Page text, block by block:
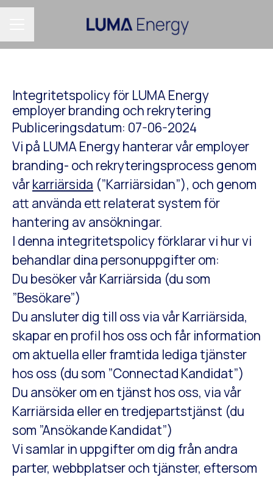
Integritetspolicy för LUMA Energy
employer branding och rekrytering
Publiceringsdatum: 07-06-2024
Vi på LUMA Energy hanterar vår employer
branding- och rekryteringsprocess genom
vårkarriärsida (”Karriärsidan”), och genom
att använda ett relaterat system för
hantering av ansökningar.
I denna integritetspolicy förklarar vi hur vi
behandlar dina personuppgifter om:
Du besöker vår Karriärsida (du som
”Besökare”)
Du ansluter dig till oss via vår Karriärsida,
skapar en profil hos oss och får information
om aktuella eller framtida lediga tjänster
hos oss (du som ”Connectad Kandidat”)
Du ansöker om en tjänst hos oss, via vår
Karriärsida eller en tredjepartstjänst (du
som ”Ansökande Kandidat”)
Vi samlar in uppgifter om dig från andra
parter, webbplatser och tjänster, eftersom